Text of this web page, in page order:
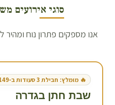
סוגי אירועים
אנו מספקים פתרון נוח
🔥 מומלץ: חבילת 3 סעודות ב-₪149 לסועד
שבת חתן בגדרה